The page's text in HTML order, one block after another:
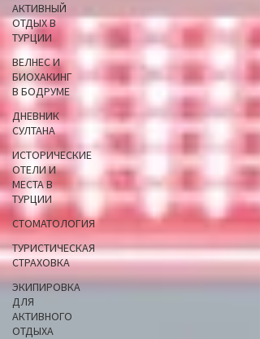
АКТИВНЫЙ
ОТДЫХ В
ТУРЦИИ
ВЕЛНЕС И
БИОХАКИНГ
В БОДРУМЕ
ДНЕВНИК
СУЛТАНА
ИСТОРИЧЕСКИЕ
ОТЕЛИ И
МЕСТА В
ТУРЦИИ
СТОМАТОЛОГИЯ
ТУРИСТИЧЕСКАЯ
СТРАХОВКА
ЭКИПИРОВКА
ДЛЯ
АКТИВНОГО
ОТДЫХА